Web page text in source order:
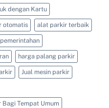
dengan Kartu
otomatis alat parkir terbaik
harga palang parkir
Jual mesin parkir
Tempat Umum